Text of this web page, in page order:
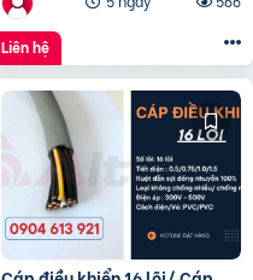
Liên hệ